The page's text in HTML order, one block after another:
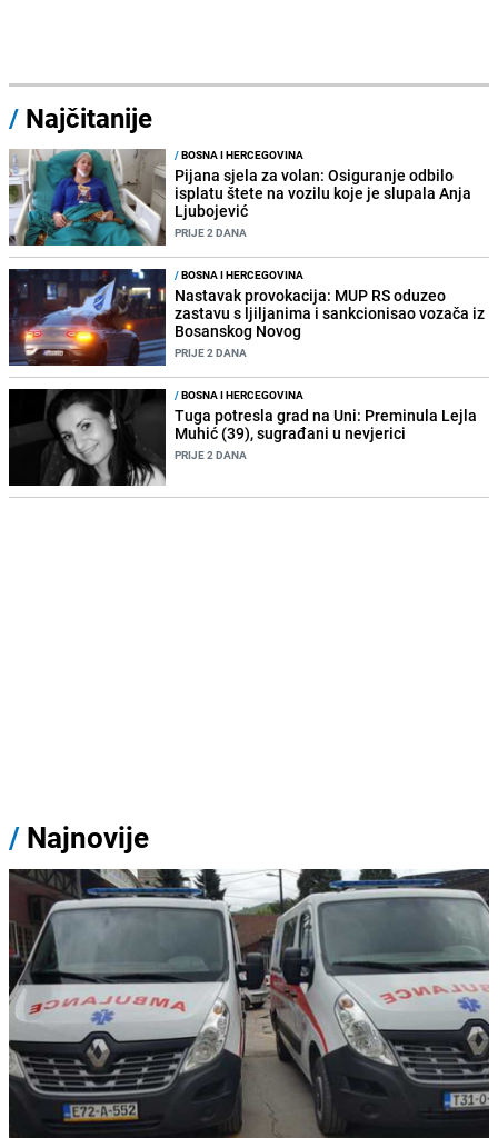
/ Najčitanije
/BOSNA I HERCEGOVINA
Pijana sjela za volan: Osiguranje odbilo
isplatu štete na vozilu koje je slupala Anja
Ljubojević
PRIJE 2 DANA
/BOSNA I HERCEGOVINA
Nastavak provokacija: MUP RS oduzeo
zastavu s ljiljanima i sankcionisao vozača iz
Bosanskog Novog
PRIJE 2 DANA
/BOSNA I HERCEGOVINA
Tuga potresla grad na Uni: Preminula Lejla
Muhić (39), sugrađani u nevjerici
PRIJE 2 DANA
/ Najnovije